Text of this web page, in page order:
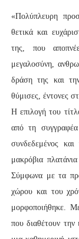
«Πολύπλευρη
θετικά και
της, που
μεγαλοσύνη,
δράση της και
θύμισες, έντονες
Η επιλογή του
από τη
συνδεδεμένος
μακρόβια
Σύμφωνα με τα
χώρου και του
μορφοποιήθηκε.
που διαθέτουν την